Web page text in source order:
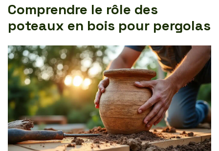
Comprendre le rôle des
poteaux en bois pour pergolas